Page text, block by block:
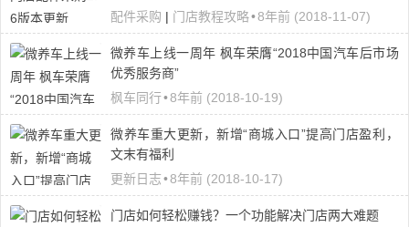
配件采购 | 门店教程攻略•8年前 (2018-11-07)
微养车上线一周年 枫车荣膺“2018中国汽车后市场
优秀服务商”
枫车同行•8年前 (2018-10-19)
微养车重大更新，新增“商城入口”提高门店盈利，
文末有福利
更新日志•8年前 (2018-10-17)
门店如何轻松赚钱？一个功能解决门店两大难题